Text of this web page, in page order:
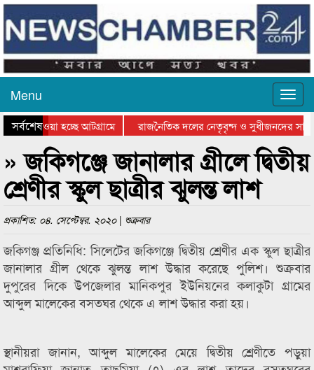
Menu
সর্বশেষ
যাওয়া হচ্ছে আটগ্রামে
রাজনৈতিক দলের নেতৃবৃন্দ ও সুধীজনদের সাথে
পুরস্কার বিতরণ সম্পন্ন
সিলেটে বাংলাদেশ গ্রুপ থিয়েটার
» জকিগঞ্জে জানালার গ্রীলে দ্বিতীয়
শ্রেণীর স্কুল ছাত্রীর ঝুলন্ত লাশ
প্রকাশিত: ০৪. সেপ্টেম্বর. ২০২০ | শুক্রবার
জকিগঞ্জ প্রতিনিধি: সিলেটের জকিগঞ্জে দ্বিতীয় শ্রেণীর এক স্কুল ছাত্রীর
জানালার গ্রীল থেকে ঝুলন্ত লাশ উদ্ধার করেছে পুলিশ। শুক্রবার
দুপুরের দিকে উপজেলার মানিকপুর ইউনিয়নের কলাকুটা গ্রামের
আব্দুল মালেকের বসতঘর থেকে এ লাশ উদ্ধার করা হয়।
স্থানীয়রা জানান, আব্দুল মালেকের মেয়ে দ্বিতীয় শ্রেণীতে পড়ুয়া